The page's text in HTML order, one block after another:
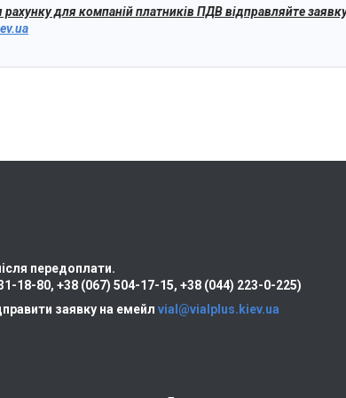
для компаній платників ПДВ відправляйте
передоплати.
18-80, +38 (067) 504-17-15, +38 (044) 223-0-225)
заявку на емейл vial@vialplus.kiev.ua